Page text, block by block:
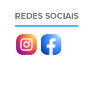
REDES SOCIAIS